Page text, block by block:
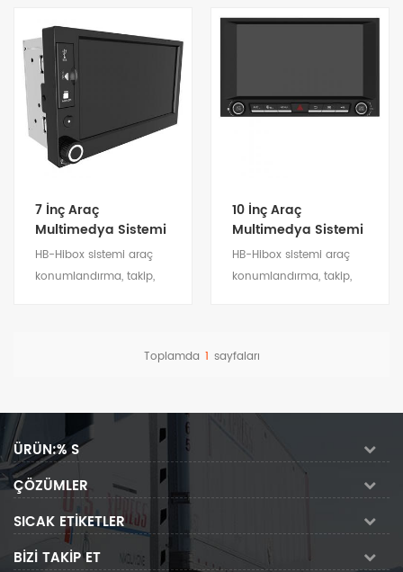
7 İnç Araç
Multimedya Sistemi
HB-Hibox sistemi araç
konumlandırma, takip,
yönetimi, navigasyon,
özellikleri sağlar. Araba
fabrikası ön kurulum
amacıyla geliştirilmiş
özelleştirilmiş bir
multimedya terminalidir.
10 İnç Araç
Multimedya Sistemi
HB-Hibox sistemi araç
konumlandırma, takip,
yönetimi, navigasyon,
amacıyla geliştirilmiş
Toplamda 1 sayfaları
ÜRÜN:% S
ÇÖZÜMLER
SICAK ETIKETLER
BIZI TAKIP ET